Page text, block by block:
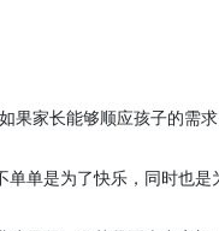
果家长能够顺应孩子的需
单是为了快乐，同时也